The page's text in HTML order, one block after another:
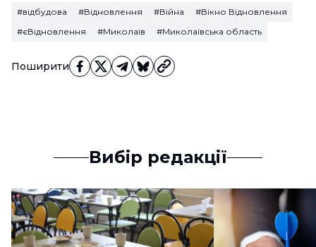
Поширити
#відбудова #Відновлення #Війна
#Вікно Відновлення
#єВідновлення
#Миколаїв #Миколаївська область
Вибір редакції